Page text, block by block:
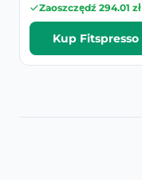
Zaoszczędź 294.01 zł
Kup Fitspresso